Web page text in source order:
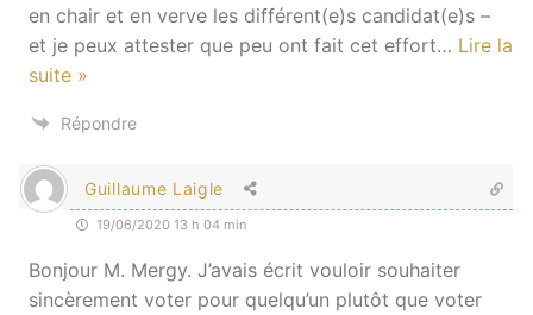
en chair et en verve les différent(e)s candidat(e)s –
et je peux attester que peu ont fait cet effort… Lire la
suite »
Répondre
Guillaume Laigle
19/06/2020 13 h 04 min
Bonjour M. Mergy. J’avais écrit vouloir souhaiter
sincèrement voter pour quelqu’un plutôt que voter